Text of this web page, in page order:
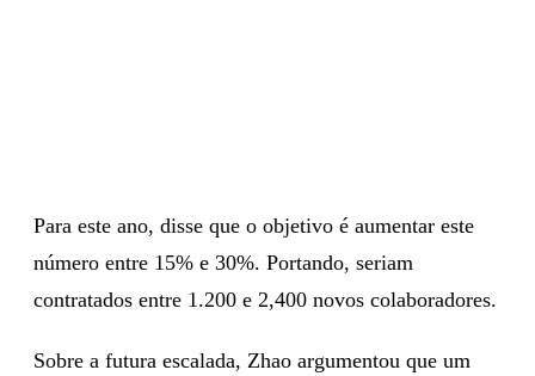
Para este ano, disse que o objetivo é aumentar este
número entre 15% e 30%. Portando, seriam
contratados entre 1.200 e 2,400 novos colaboradores.
Sobre a futura escalada, Zhao argumentou que um